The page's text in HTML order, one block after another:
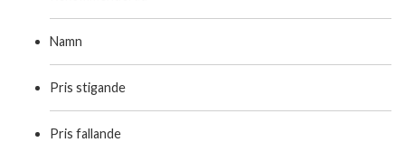
Namn
Pris stigande
Pris fallande